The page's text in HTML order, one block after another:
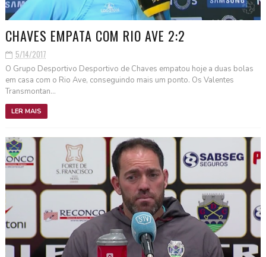
CHAVES EMPATA COM RIO AVE 2:2
5/14/2017
O Grupo Desportivo Desportivo de Chaves empatou hoje a duas bolas
em casa com o Rio Ave, conseguindo mais um ponto. Os Valentes
Transmontan...
LER MAIS